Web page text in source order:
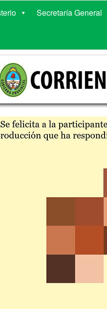
DE
Secretaría General